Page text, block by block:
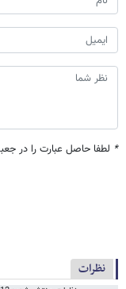
* لطفا حاصل عبارت را در
نظرات